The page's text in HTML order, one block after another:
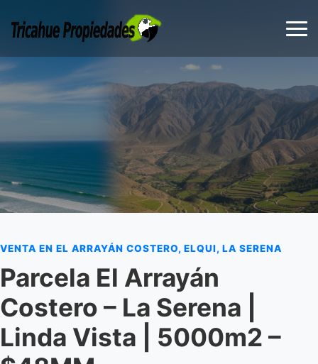
VENTA EN EL ARRAYÁN COSTERO, ELQUI, LA SERENA
Parcela El Arrayán
Costero – La Serena |
Linda Vista | 5000m2 –